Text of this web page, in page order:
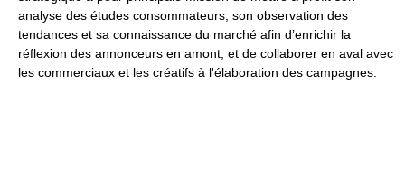
analyse des études consommateurs, son observation des
tendances et sa connaissance du marché afin d’enrichir la
réflexion des annonceurs en amont, et de collaborer en aval avec
les commerciaux et les créatifs à l'élaboration des campagnes.